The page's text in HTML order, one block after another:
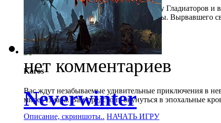
Путь римского изгоя, попавшего в школу Гладиаторов
поединках на арене Колизея во имя славы. Вырвавшего
уважаемым Римлянином.
Описание, скриншоты..
НАЧАТЬ ИГРУ
Karos
Вас ждут незабываемые удивительные приключения в
мире Азмара. Вам предстоит окунуться в эпохальные
Описание, скриншоты.. НАЧАТЬ ИГРУ
нет комментариев
Neverwinter